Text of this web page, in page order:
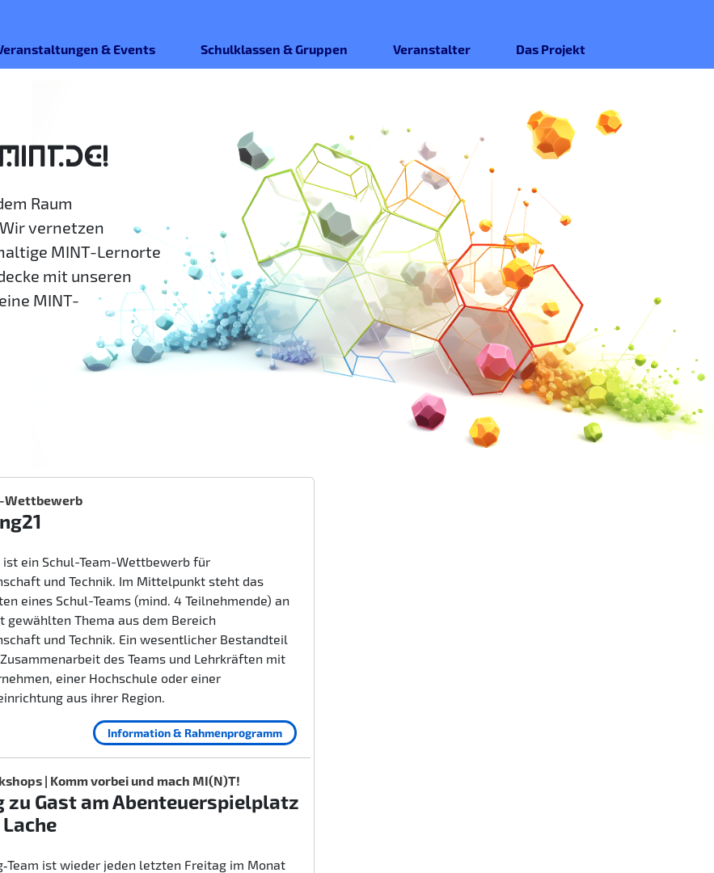
& Events Schulklassen & Gruppen Veranstalter Das Projekt
Raum
vernetzen
MINT-Lernorte
mit unseren
MINT-
Wettbewerb
ist ein Schul-Team-Wettbewerb für
und Technik. Im Mittelpunkt steht das
eines Schul-Teams (mind. 4 Teilnehmende) an
gewählten Thema aus dem Bereich
und Technik. Ein wesentlicher Bestandteil
des Teams und Lehrkräften mit
einer Hochschule oder einer
aus ihrer Region.
Information & Rahmenprogramm
| Komm vorbei und mach MI(N)T!
zu Gast am Abenteuerspielplatz
ist wieder jeden letzten Freitag im Monat